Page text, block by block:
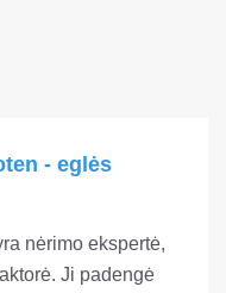
- eglės
nėrimo ekspertė,
Ji padengė